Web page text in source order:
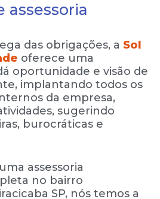
assessoria
das obrigações, a Sol
oferece uma
oportunidade e visão de
implantando todos os
da empresa,
sugerindo
burocráticas e
assessoria
no bairro
SP, nós temos a